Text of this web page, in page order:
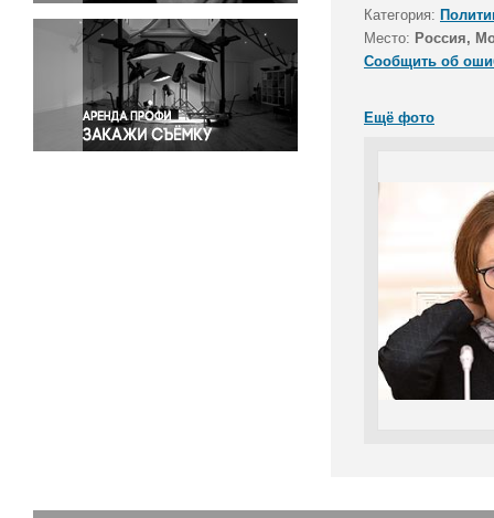
Светская жизнь
Спорт
Экология
Экономика и бизнес
Категория:
Место: Россия,
Сообщить об
Ещё фото